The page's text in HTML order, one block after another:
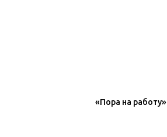
«Пора на работу»